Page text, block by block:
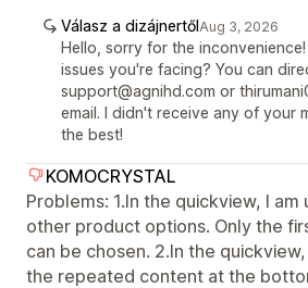
Válasz a dizájnertőlAug 3, 2026
Hello, sorry for the
issues you're facing? You can
support@agnihd.com or
email. I didn't receive any of your
the best!
KOMOCRYSTAL
Problems: 1.In the quickview, I
other product options. Only the
can be chosen. 2.In the
the repeated content at the